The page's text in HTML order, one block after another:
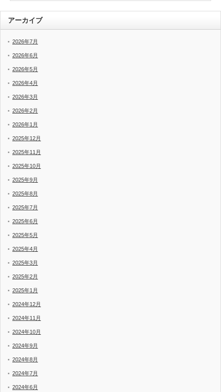
アーカイブ
2026年7月
2026年6月
2026年5月
2026年4月
2026年3月
2026年2月
2026年1月
2025年12月
2025年11月
2025年10月
2025年9月
2025年8月
2025年7月
2025年6月
2025年5月
2025年4月
2025年3月
2025年2月
2025年1月
2024年12月
2024年11月
2024年10月
2024年9月
2024年8月
2024年7月
2024年6月